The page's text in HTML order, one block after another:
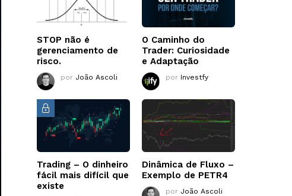
STOP não é
gerenciamento de
risco.
por João Ascoli
O Caminho do
Trader: Curiosidade
e Adaptação
por Investfy
Trading – O dinheiro
fácil mais difícil que
existe
Dinâmica de Fluxo –
Exemplo de PETR4
por João Ascoli